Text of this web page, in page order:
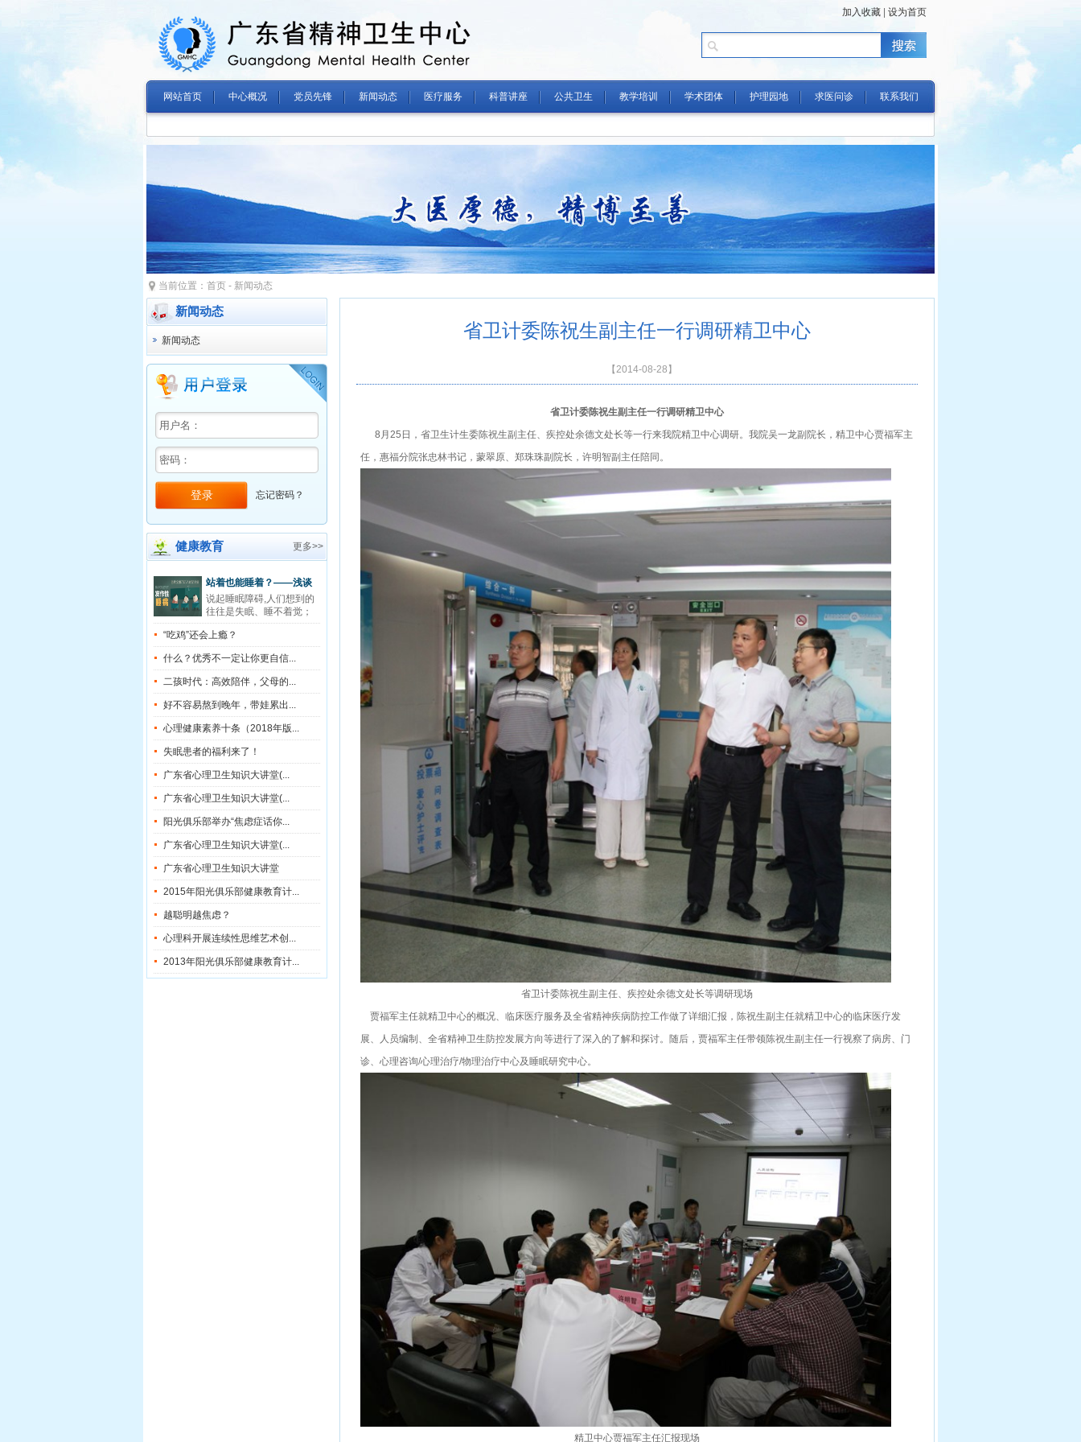
加入收藏 设为首页
网站首页 中心概况 党员先锋 新闻动态 医疗服务 科普讲座 公共卫生 教学培训 学术团体 护理园地 求医问诊 联系我们
当前位置： 首页 - 新闻动态
新闻动态
新闻动态
忘记密码？
更多>>
健康教育
站着也能睡着？——浅谈
发作性睡病
说起睡眠障碍,人们想到的
往往是失眠、睡不着觉；
但在不...
“吃鸡”还会上瘾？
什么？优秀不一定让你更自信...
二孩时代：高效陪伴，父母的...
好不容易熬到晚年，带娃累出...
心理健康素养十条（2018年版...
失眠患者的福利来了！
广东省心理卫生知识大讲堂(...
广东省心理卫生知识大讲堂(...
阳光俱乐部举办“焦虑症话你...
广东省心理卫生知识大讲堂(...
广东省心理卫生知识大讲堂
2015年阳光俱乐部健康教育计...
越聪明越焦虑？
心理科开展连续性思维艺术创...
2013年阳光俱乐部健康教育计...
省卫计委陈祝生副主任一行调研精卫中心
【2014-08-28】
省卫计委陈祝生副主任一行调研精卫中心
8月25日，省卫生计生委陈祝生副主任、疾控处余德文处长等一行来我院精卫中心调研。我院吴一龙副院长，精卫中心贾福军主
任，惠福分院张忠林书记，蒙翠原、郑珠珠副院长，许明智副主任陪同。
省卫计委陈祝生副主任、疾控处余德文处长等调研现场
贾福军主任就精卫中心的概况、临床医疗服务及全省精神疾病防控工作做了详细汇报，陈祝生副主任就精卫中心的临床医疗发
展、人员编制、全省精神卫生防控发展方向等进行了深入的了解和探讨。随后，贾福军主任带领陈祝生副主任一行视察了病房、门
诊、心理咨询/心理治疗/物理治疗中心及睡眠研究中心。
精卫中心贾福军主任汇报现场